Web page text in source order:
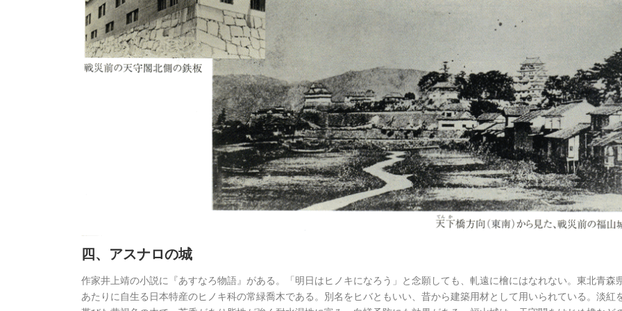
四、アスナロの城
作家井上靖の小説に『あすなろ物語』がある。「明日はヒノキになろう」と念願しても、軋遠に檜にはなれない。東北青森
あたりに自生る日本特産のヒノキ科の常緑喬木である。別名をヒバともいい、昔から建築用材として用いられている。淡紅